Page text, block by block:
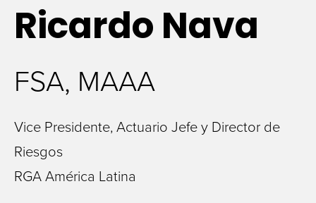
Ricardo Nava
FSA, MAAA
Vice Presidente, Actuario Jefe y Director de
Riesgos
RGA América Latina